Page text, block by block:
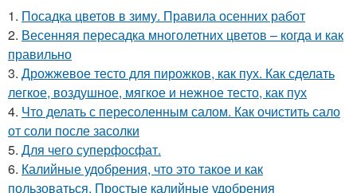
1. Посадка цветов в зиму. Правила осенних работ
2. Весенняя пересадка многолетних цветов – когда и как
правильно
3. Дрожжевое тесто для пирожков, как пух. Как сделать
легкое, воздушное, мягкое и нежное тесто, как пух
4. Что делать с пересоленным салом. Как очистить сало
от соли после засолки
5. Для чего суперфосфат.
6. Калийные удобрения, что это такое и как
пользоваться. Простые калийные удобрения